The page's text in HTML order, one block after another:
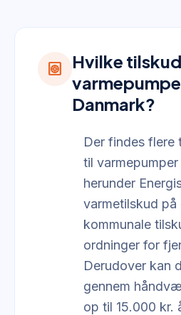
heat_pump
Hvilke
Danmark?
Der findes flere
til
herunder
varmetilskud
kommunale
ordninger for
Derudover kan
gennem
op til 15.000 kr.